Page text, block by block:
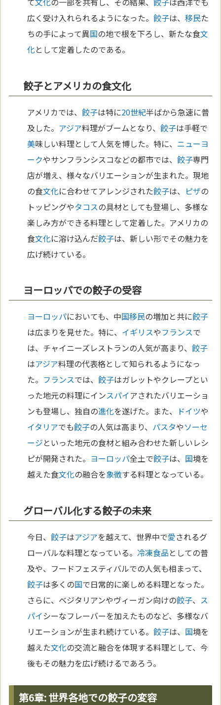
広く受け入れられるようになった。餃子は、移民た
ちの手によって異国の地で根を下ろし、新たな食文
化として定着したのである。
餃子とアメリカの食文化
アメリカでは、餃子は特に20世紀半ばから急速に普
及した。 アジア料理がブームとなり、餃子は手軽で
美味しい料理として人気を博した。特に、 ニューヨ
ークやサンフランシスコなどの都市では、餃子専門
店が増え、様々なバリエーションが生まれた。現地
の食文化に合わせてアレンジされた餃子は、 ピザの
トッピングやタコスの具材としても登場し、多様な
楽しみ方ができる料理として定着した。アメリカの
食文化に溶け込んだ餃子は、新しい形でその魅力を
広げ続けている。
ヨーロッパでの餃子の受容
ヨーロッパにおいても、中国移民の増加と共に餃子
は広まりを見せた。特に、 イギリスやフランスで
は、チャイニーズレストランの人気が高まり、餃子
はアジア料理の代表格として知られるようになっ
た。 フランスでは、餃子はガレットやクレープとい
った地元の料理にインスパイアされたバリエーショ
ンも登場し、独自の進化を遂げた。また、 ドイツや
イタリアでも餃子の人気は高まり、 パスタやソーセ
ージといった地元の食材と組み合わせた新しいレシ
ピが開発された。 ヨーロッパ全土で餃子は、 国境を
越えた食文化の融合を象徴する料理となっている。
グローバル化する餃子の未来
今日、餃子はアジアを越えて、世界中で愛されるグ
ローバルな料理となっている。冷凍食品としての普
及や、フードフェスティバルでの人気も相まって、
餃子は多くの国で日常的に楽しめる料理となった。
さらに、ベジタリアンやヴィーガン向けの餃子、 ス
パイシーなフレーバーを加えたものなど、多様なバ
リエーションが生まれ続けている。餃子は、 国境を
越えた文化の交流と融合を体現する料理として、今
後もその魅力を広げ続けるであろう。
第6章: 世界各地での餃子の変容